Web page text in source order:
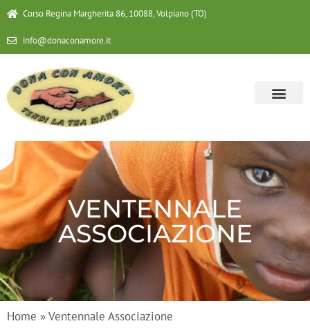
Corso Regina Margherita 86, 10088, Volpiano (TO)
info@donaconamore.it
VENTENNALE
ASSOCIAZIONE
Home »Ventennale Associazione